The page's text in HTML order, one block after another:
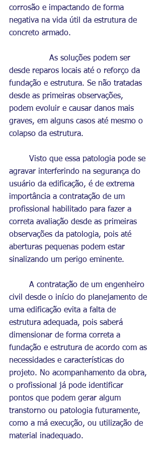
corrosão e impactando de forma
negativa na vida útil da estrutura de
concreto armado.
desde reparos locais até o reforço da
fundação e estrutura. Se não tratadas
desde as primeiras observações,
podem evoluir e causar danos mais
graves, em alguns casos até mesmo o
colapso da estrutura.
agravar interferindo na segurança do
usuário da edificação, é de extrema
importância a contratação de um
profissional habilitado para fazer a
correta avaliação desde as primeiras
observações da patologia, pois até
aberturas pequenas podem estar
sinalizando um perigo eminente.
civil desde o início do planejamento de
uma edificação evita a falta de
estrutura adequada, pois saberá
dimensionar de forma correta a
fundação e estrutura de acordo com as
necessidades e características do
projeto. No acompanhamento da obra,
o profissional já pode identificar
pontos que podem gerar algum
transtorno ou patologia futuramente,
como a má execução, ou utilização de
material inadequado.